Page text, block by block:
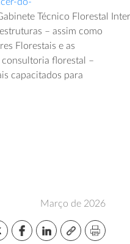
Técnico Florestal
– assim como
Florestais e as
consultoria florestal –
capacitados para
Março de 2026